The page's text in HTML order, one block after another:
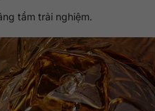
tầm trải nghiệm.